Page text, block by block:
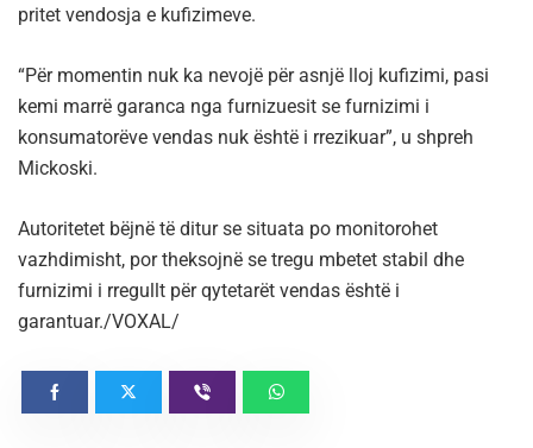
pritet vendosja e kufizimeve.
“Për momentin nuk ka nevojë për asnjë lloj kufizimi, pasi
kemi marrë garanca nga furnizuesit se furnizimi i
konsumatorëve vendas nuk është i rrezikuar”, u shpreh
Mickoski.
Autoritetet bëjnë të ditur se situata po monitorohet
vazhdimisht, por theksojnë se tregu mbetet stabil dhe
furnizimi i rregullt për qytetarët vendas është i
garantuar./VOXAL/